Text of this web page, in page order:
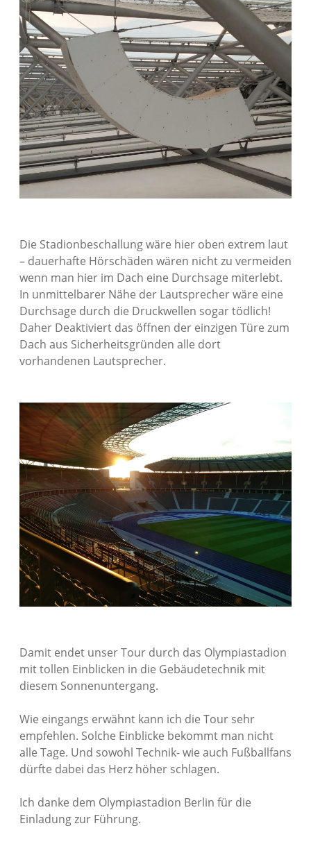
Die Stadionbeschallung wäre hier oben extrem laut
– dauerhafte Hörschäden wären nicht zu vermeiden
wenn man hier im Dach eine Durchsage miterlebt.
In unmittelbarer Nähe der Lautsprecher wäre eine
Durchsage durch die Druckwellen sogar tödlich!
Daher Deaktiviert das öffnen der einzigen Türe zum
Dach aus Sicherheitsgründen alle dort
vorhandenen Lautsprecher.
Damit endet unser Tour durch das Olympiastadion
mit tollen Einblicken in die Gebäudetechnik mit
diesem Sonnenuntergang.
Wie eingangs erwähnt kann ich die Tour sehr
empfehlen. Solche Einblicke bekommt man nicht
alle Tage. Und sowohl Technik- wie auch Fußballfans
dürfte dabei das Herz höher schlagen.
Ich danke dem Olympiastadion Berlin für die
Einladung zur Führung.